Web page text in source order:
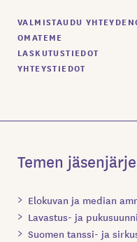
VALMISTAUDU
OMATEME
LASKUTUSTIEDOT
YHTEYSTIEDOT
Temen
Elokuvan ja median
Lavastus- ja
Suomen tanssi- ja